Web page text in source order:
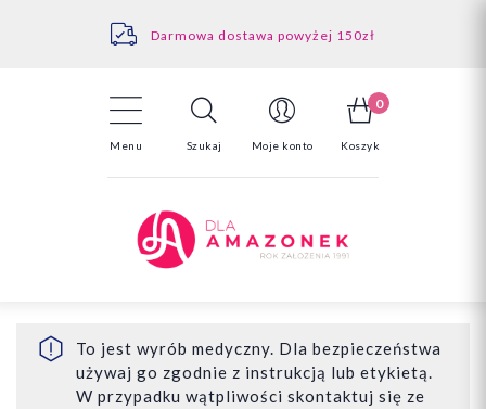
Darmowa dostawa powyżej 150zł
Odstąpienie od umowy - tutaj
Menu Szukaj Moje konto
0
Koszyk
To jest wyrób medyczny. Dla bezpieczeństwa
używaj go zgodnie z instrukcją lub etykietą.
W przypadku wątpliwości skontaktuj się ze